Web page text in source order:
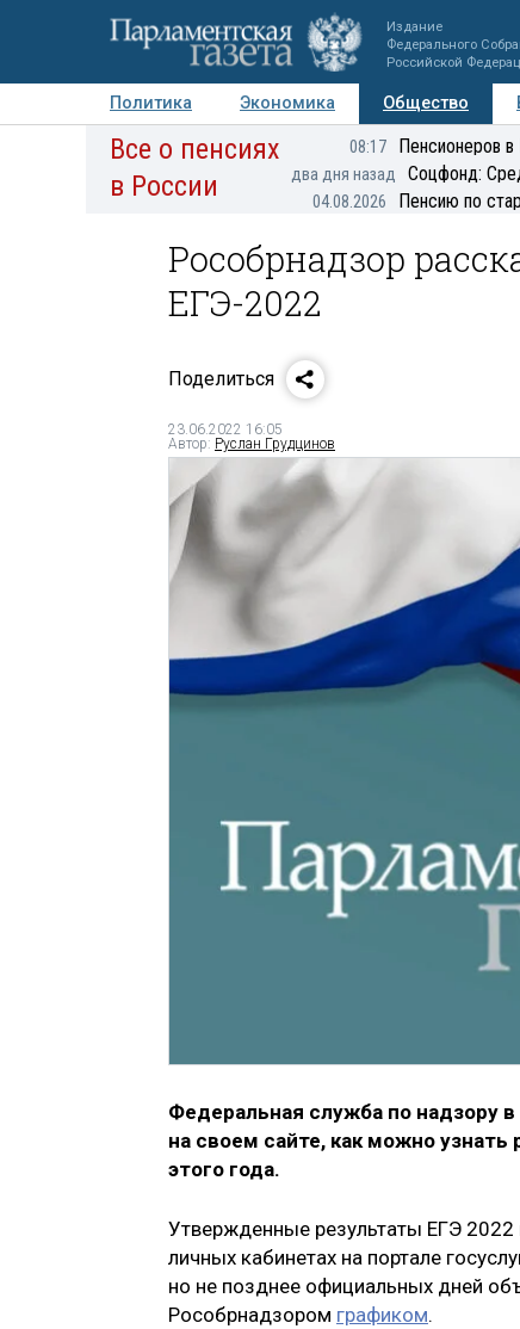
Издание
Федерального
Российской
Политика Экономика Общество
Авторы Персоны Мнения
Все о пенсиях
в России
08:17 Пенсионеров
два дня назад Соцфонд:
04.08.2026 Пенсию по
Рособрнадзор
ЕГЭ-2022
Поделиться
23.06.2022 16:05
Автор: Руслан Грудцинов
Федеральная служба по надзору
на своем сайте, как можно
этого года.
Утвержденные результаты ЕГЭ 2022
личных кабинетах на портале
но не позднее официальных дней
Рособрнадзором графиком.